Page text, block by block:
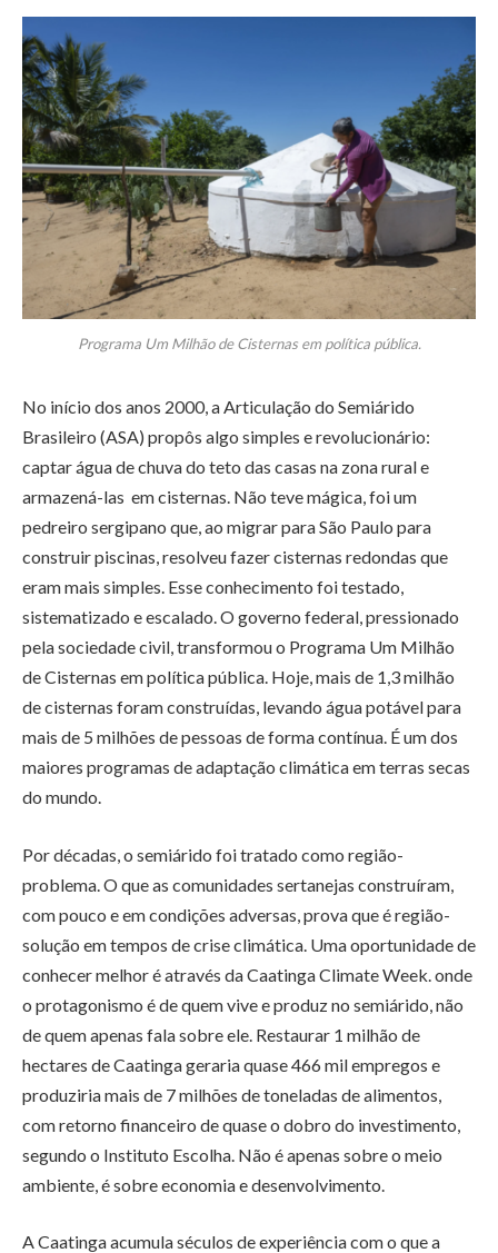
Programa Um Milhão de Cisternas em política pública.
No início dos anos 2000, a Articulação do Semiárido
Brasileiro (ASA) propôs algo simples e revolucionário:
captar água de chuva do teto das casas na zona rural e
armazená-las em cisternas. Não teve mágica, foi um
pedreiro sergipano que, ao migrar para São Paulo para
construir piscinas, resolveu fazer cisternas redondas que
eram mais simples. Esse conhecimento foi testado,
sistematizado e escalado. O governo federal, pressionado
pela sociedade civil, transformou o Programa Um Milhão
de Cisternas em política pública. Hoje, mais de 1,3 milhão
de cisternas foram construídas, levando água potável para
mais de 5 milhões de pessoas de forma contínua. É um dos
maiores programas de adaptação climática em terras secas
do mundo.
Por décadas, o semiárido foi tratado como região-
problema. O que as comunidades sertanejas construíram,
com pouco e em condições adversas, prova que é região-
solução em tempos de crise climática. Uma oportunidade de
conhecer melhor é através da Caatinga Climate Week. onde
o protagonismo é de quem vive e produz no semiárido, não
de quem apenas fala sobre ele. Restaurar 1 milhão de
hectares de Caatinga geraria quase 466 mil empregos e
produziria mais de 7 milhões de toneladas de alimentos,
com retorno financeiro de quase o dobro do investimento,
segundo o Instituto Escolha. Não é apenas sobre o meio
ambiente, é sobre economia e desenvolvimento.
A Caatinga acumula séculos de experiência com o que a